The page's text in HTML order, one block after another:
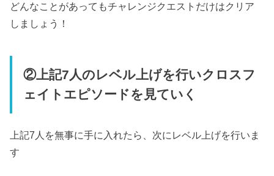
どんなことがあってもチャレンジクエストだけはクリア
しましょう！
②上記7人のレベル上げを行いクロスフ
ェイトエピソードを見ていく
上記7人を無事に手に入れたら、次にレベル上げを行いま
す